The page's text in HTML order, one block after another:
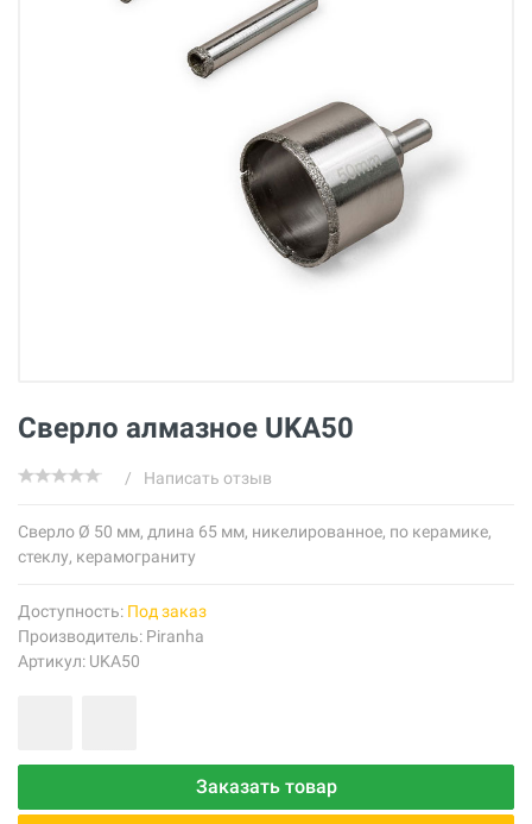
Сверло алмазное UKA50
/ Написать отзыв
Cверло Ø 50 мм, длина 65 мм, никелированное, по керамике,
стеклу, керамограниту
Доступность: Под заказ
Производитель: Piranha
Артикул: UKA50
Заказать товар